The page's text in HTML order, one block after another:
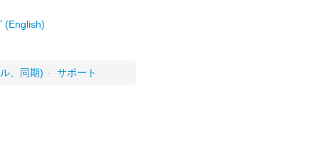
(English)
、同期) - サポート